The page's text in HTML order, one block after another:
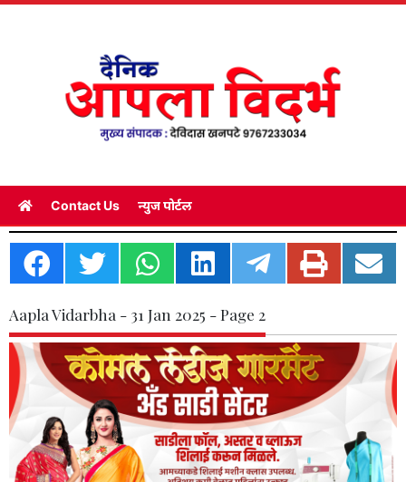
Contact Us न्युज पोर्टल
Aapla Vidarbha - 31 Jan 2025 - Page 2